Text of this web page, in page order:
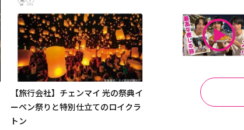
【旅行会社】チェンマイ 光の祭典イ
ーペン祭りと特別仕立てのロイクラ
トン